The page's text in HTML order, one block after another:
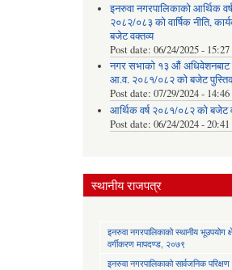
इनरुवा नगरपालिकाको आर्थिक वर्ष
२०८२/०८३ को वार्षिक नीति,
बजेट वक्तव्य
Post date: 06/24/2025 - 15:27
नगर सभाको १३ औं अधिवेशनबाट
आ.व. २०८१/०८२ को बजेट
Post date: 07/29/2024 - 14:46
आर्थिक वर्ष २०८१/०८२ को बजेट
Post date: 06/24/2024 - 20:41
स्थानीय राजपत्र
इनरुवा नगरपालिकाको स्थानीय भूउपयोग
वर्गीकरण मापदण्ड, २०७९
इनरुवा नगरपालिकाको सार्वजनिक परिक्षण